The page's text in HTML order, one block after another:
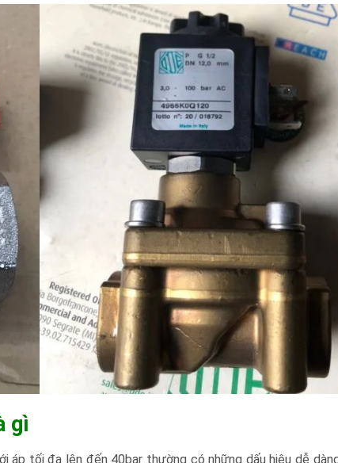
gì
tối đa lên đến 40bar thường có những dấu hiệu dễ